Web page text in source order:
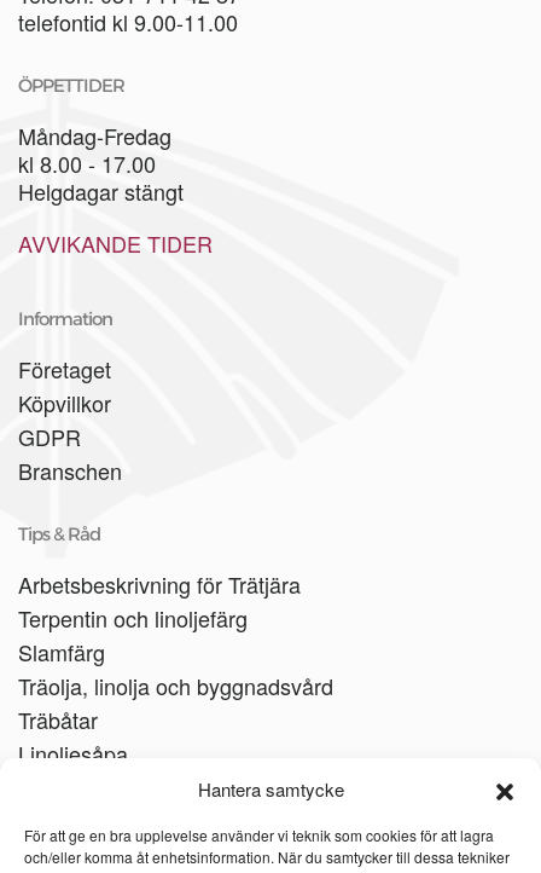
Hantera samtycke
För att ge en bra upplevelse använder vi teknik som cookies för att lagra
och/eller komma åt enhetsinformation. När du samtycker till dessa tekniker
telefontid kl 9.00-11.00
ÖPPETTIDER
Måndag-Fredag
kl 8.00 - 17.00
Helgdagar stängt
AVVIKANDE TIDER
Information
Företaget
Köpvillkor
GDPR
Branschen
Tips & Råd
Arbetsbeskrivning för Trätjära
Terpentin och linoljefärg
Slamfärg
Träolja, linolja och byggnadsvård
Träbåtar
Linoljesåpa